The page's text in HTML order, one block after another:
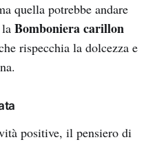
quella potrebbe andare
Bomboniera carillon
rispecchia la dolcezza e
positive, il pensiero di